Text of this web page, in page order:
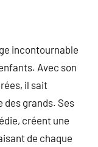
incontournable
Avec son
il sait
des grands. Ses
créent une
de chaque